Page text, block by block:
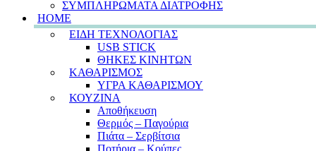
ΣΥΜΠΛΗΡΩΜΑΤΑ ΔΙΑΤΡΟΦΗΣ
HOME
ΕΙΔΗ ΤΕΧΝΟΛΟΓΙΑΣ
USB STICK
ΘΗΚΕΣ ΚΙΝΗΤΩΝ
ΚΑΘΑΡΙΣΜΟΣ
ΥΓΡΑ ΚΑΘΑΡΙΣΜΟΥ
ΚΟΥΖΙΝΑ
Αποθήκευση
Θερμός – Παγούρια
Πιάτα – Σερβίτσια
Ποτήρια – Κούπες